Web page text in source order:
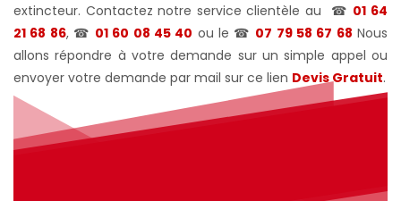
extincteur. Contactez notre service clientèle au
☎ 01 64
21 68 86, ☎ 01 60 08 45 40 ou le ☎ 07 79 58 67 68 Nous
allons répondre à votre demande sur un simple appel ou
envoyer votre demande par mail sur ce lien Devis Gratuit.